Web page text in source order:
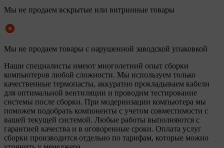
Мы не продаем вскрытые или витринные товары
Мы не продаем товары с нарушенной заводской упаковкой
Наши специалисты имеют многолетний опыт сборки
компьютеров любой сложности. Мы используем только
качественные термопасты, аккуратно прокладываем кабели
для оптимальной вентиляции и проводим тестирование
системы после сборки. При модернизации компьютера мы
поможем подобрать компоненты с учетом совместимости с
вашей текущей системой. Любые работы выполняются с
гарантией качества и в оговоренные сроки. Оплата услуг
сборки производится отдельно по тарифам, которые можно